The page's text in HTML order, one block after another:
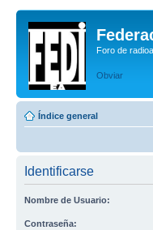
Foro de
Obviar
Índice general
Identificarse
Nombre de Usuario:
Contraseña: